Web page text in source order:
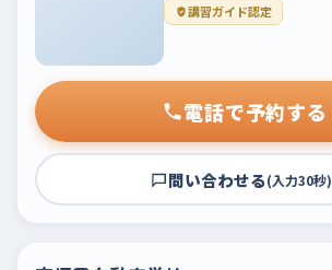
講習ガイド認定
電話で予約する
問い合わせる(入力30秒)